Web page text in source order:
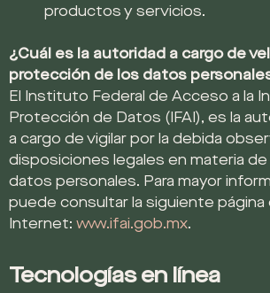
productos y servicios.
¿Cuál es la autoridad a cargo de
protección de los datos
El Instituto Federal de Acceso a la
Protección de Datos (IFAI), es la
a cargo de vigilar por la debida
disposiciones legales en materia
datos personales. Para mayor
puede consultar la siguiente página
Internet: www.ifai.gob.mx.
Tecnologías en línea